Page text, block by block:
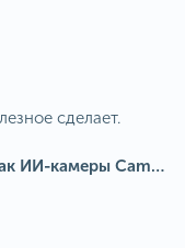
сделает.
Стратегия нулевого травматизма: как ИИ-камеры Camkord снижают риск наезда на пешехода при работе на погрузчике